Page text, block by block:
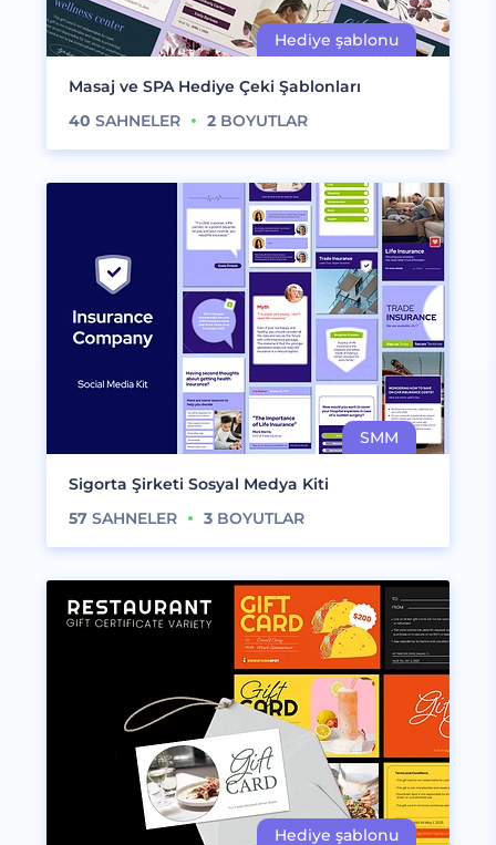
Masaj ve SPA Hediye Çeki Şablonları
40 SAHNELER 2 BOYUTLAR
Sigorta Şirketi Sosyal Medya Kiti
57 SAHNELER 3 BOYUTLAR